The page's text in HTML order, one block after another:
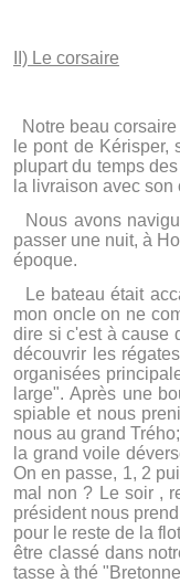
II) Le corsaire
Notre beau
le pont de
plupart du temps
la livraison avec
Nous avons
passer une nuit, à
époque.
Le bateau était
mon oncle on ne
dire si c'est à cause
découvrir les
organisées
large". Après une
spiable et nous
nous au grand
la grand voile
On en passe, 1, 2
mal non ? Le soir ,
président nous
pour le reste de la
être classé dans
tasse à thé